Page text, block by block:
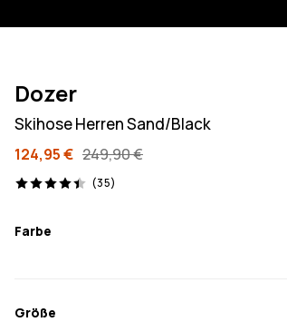
Dozer
Skihose Herren Sand/Black
124,95 € 249,90 €
(35)
35 Reviews, 4.4/5
Farbe
Größe